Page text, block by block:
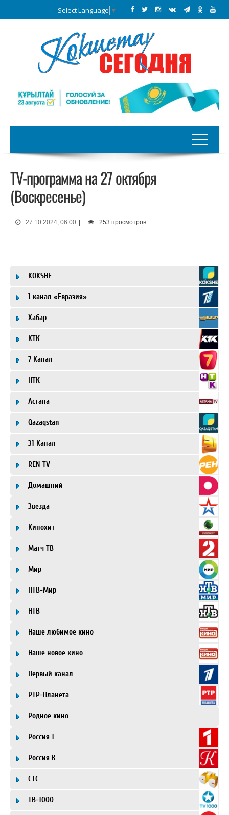
Select Language ▼
TV-программа на 27 октября
(Воскресенье)
27.10.2024, 06:00 253 просмотров
KOKSHE
1 канал «Евразия»
Хабар
КТК
7 Канал
НТК
Астана
Qazaqstan
31 Канал
REN TV
Домашний
Звезда
Кинохит
Матч ТВ
Мир
НТВ-Мир
НТВ
Наше любимое кино
Наше новое кино
Первый канал
РТР-Планета
Родное кино
Россия 1
Россия К
СТС
ТВ-1000